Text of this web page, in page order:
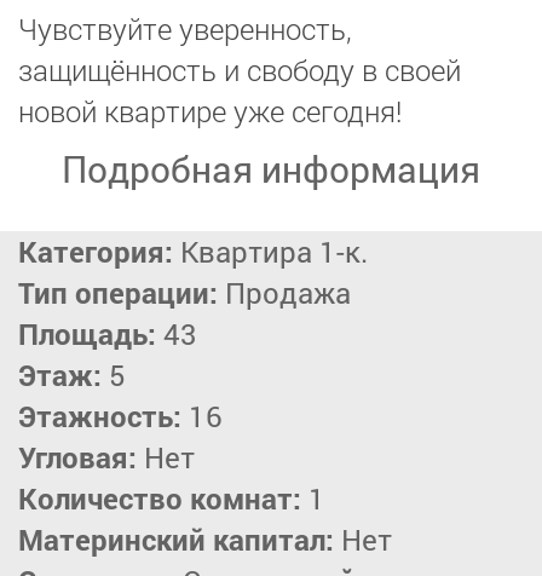
Чувствуйте уверенность,
защищённость и свободу в своей
новой квартире уже сегодня!
Подробная информация
Категория: Квартира 1-к.
Тип операции: Продажа
Площадь: 43
Этаж: 5
Этажность: 16
Угловая: Нет
Количество комнат: 1
Материнский капитал: Нет